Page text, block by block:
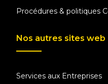
Procédures & politiques
Nos autres sites web
Services aux Entreprises